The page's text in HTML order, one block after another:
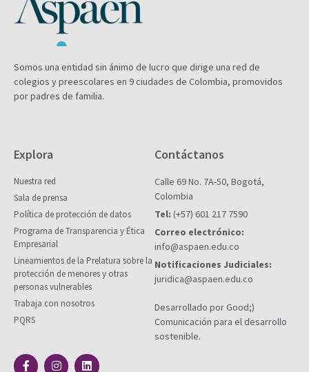
Somos una entidad sin ánimo de lucro que dirige una red de
colegios y preescolares en 9 ciudades de Colombia, promovidos
por padres de familia.
Explora
Nuestra red
Sala de prensa
Política de protección de datos
Programa de Transparencia y Ética
Empresarial
Lineamientos de la Prelatura sobre la
protección de menores y otras
personas vulnerables
Trabaja con nosotros
PQRS
Contáctanos
Calle 69 No. 7A-50, Bogotá,
Colombia
Tel: (+57) 601 217 7590
Correo electrónico:
info@aspaen.edu.co
Notificaciones Judiciales:
juridica@aspaen.edu.co
Desarrollado por Good;)
Comunicación para el desarrollo
sostenible.